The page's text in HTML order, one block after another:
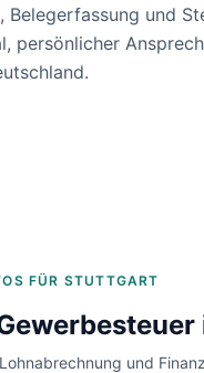
Belegerfassung und
persönlicher
FÜR STUTTGART
und